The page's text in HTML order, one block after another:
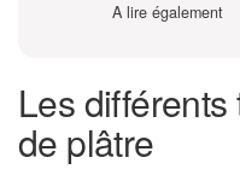
A lire également
Les
de plâtre